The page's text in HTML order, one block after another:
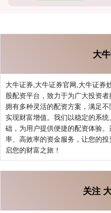
大
大牛证券,大牛证券官网,大牛证券
股配资平台，致力于为广大投资
拥有多种灵活的配资方案，满足
实现财富增值。我们以稳定的系
础，为用户提供便捷的配资体验
率、高效率的资金服务，让您的
启您的财富之旅！
关注